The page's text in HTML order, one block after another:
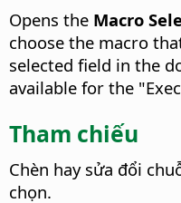
Opens the Macro
choose the macro
selected field in the
available for the
Tham chiếu
Chèn hay sửa đổi
chọn.